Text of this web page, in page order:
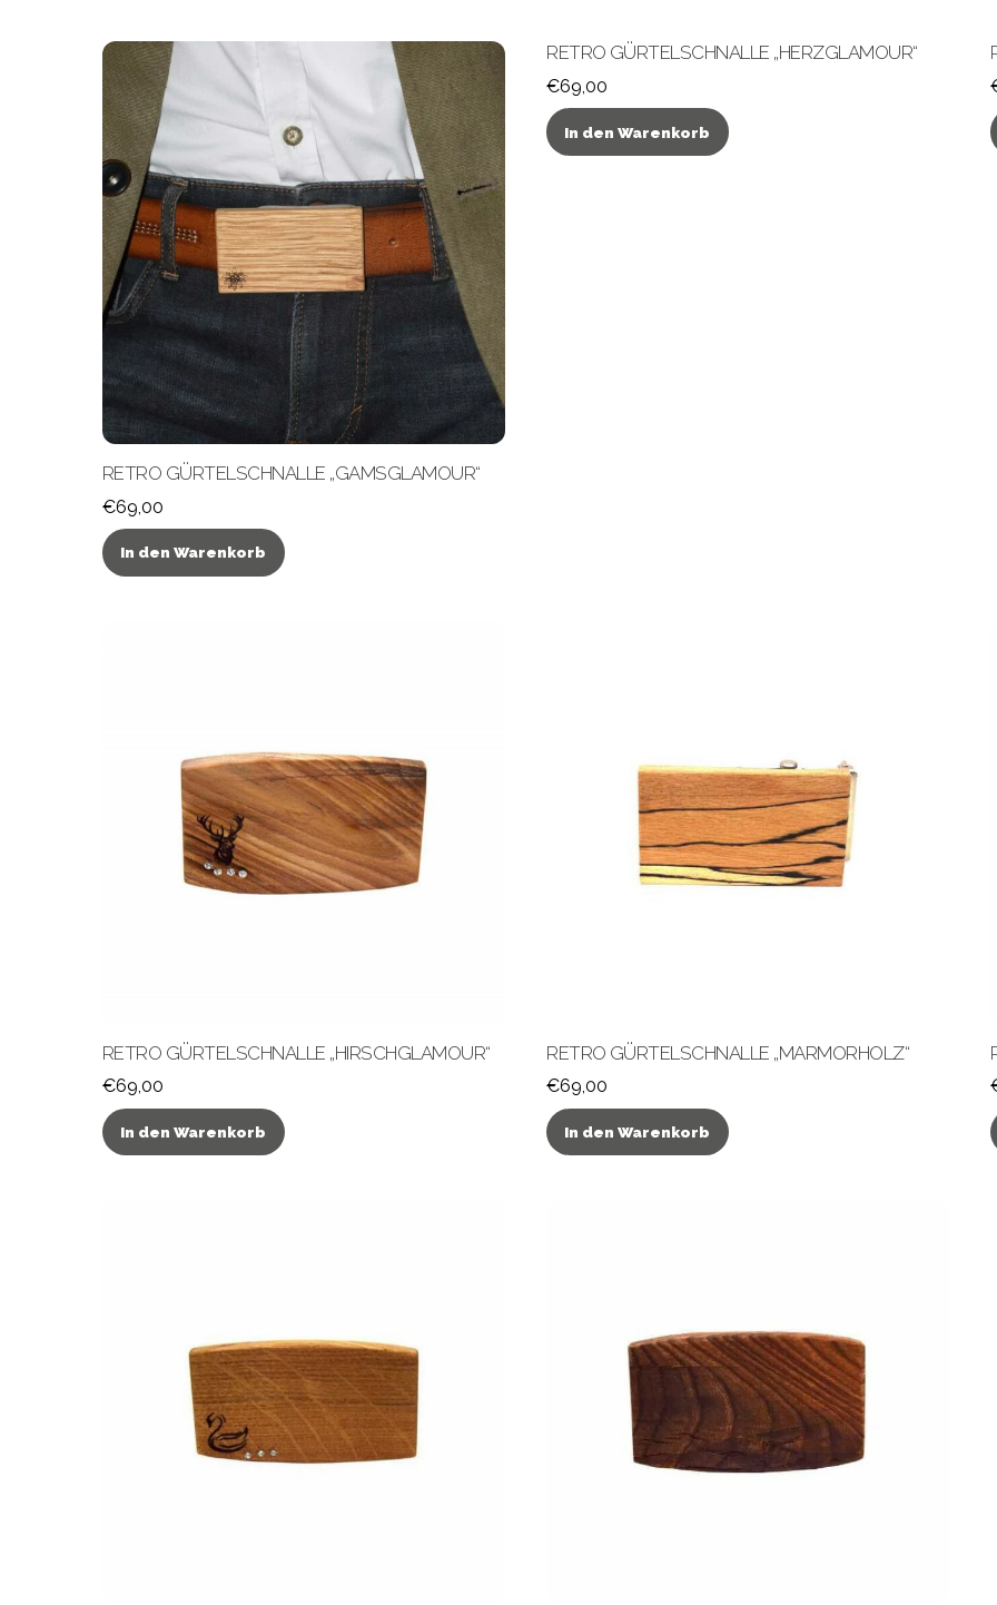
RETRO GÜRTELSCHNALLE „GAMSGLAMOUR“
€69,00
In den Warenkorb
RETRO GÜRTELSCHNALLE „HERZGLAMOUR“
€69,00
In den Warenkorb
RETRO GÜRTELSCHNALLE „HIRSCHGLAMOUR“
€69,00
In den Warenkorb
RETRO GÜRTELSCHNALLE „MARMORHOLZ“
€69,00
In den Warenkorb